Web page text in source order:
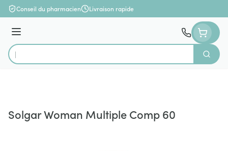
Aller au contenu
Conseil du pharmacien Livraison rapide
Menu
Rechercher
Solgar Woman Multiple Comp 60